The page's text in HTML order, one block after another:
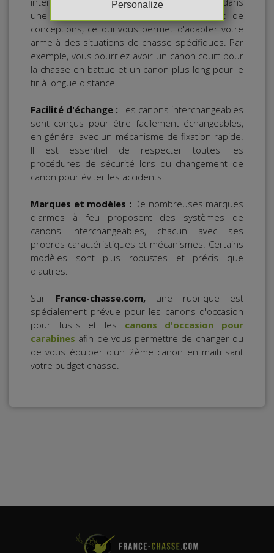
une variété de longueurs, de starters et de
conceptions, ce qui vous permet d'adapter votre
arme à des situations de chasse spécifiques. Par
exemple, vous pourriez avoir un canon court pour
la chasse en battue et un canon plus long pour le
tir à longue distance.
Facilité d'échange : Les canons interchangeables
sont conçus pour être facilement échangeables,
en général avec un mécanisme de fixation rapide.
Il est essentiel de respecter toutes les
procédures de sécurité lors du changement de
canon pour éviter les accidents.
Marques et modèles : De nombreuses marques
d'armes à feu proposent des systèmes de
canons interchangeables, chacun avec ses
propres caractéristiques et mécanismes. Certains
modèles sont plus robustes et précis que
d'autres.
Sur France-chasse.com, une rubrique est
spécialement prévue pour les canons d'occasion
pour fusils et les canons d'occasion pour
carabines afin de vous permettre de changer ou
de vous équiper d'un 2ème canon en maitrisant
votre budget chasse.
Personalize